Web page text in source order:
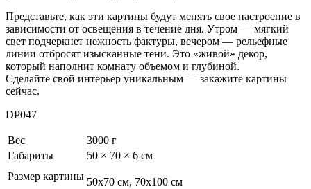
Представьте, как эти картины будут менять свое настроение в
зависимости от освещения в течение дня. Утром — мягкий
свет подчеркнет нежность фактуры, вечером — рельефные
линии отбросят изысканные тени. Это «живой» декор,
который наполнит комнату объемом и глубиной.
Сделайте свой интерьер уникальным — закажите картины
сейчас.
DP047
Вес
3000 г
Габариты
50 × 70 × 6 см
Размер картины 50х70 см, 70х100 см